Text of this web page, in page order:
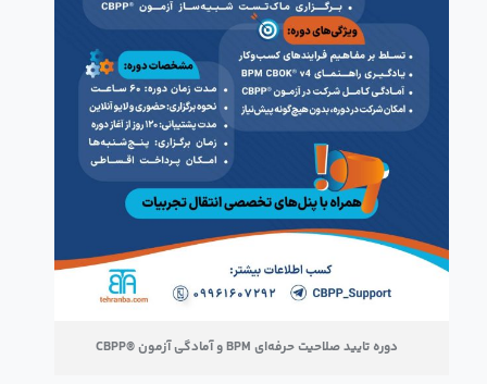
دوره تایید صلاحیت حرفه‌ای BPM و آمادگی آزمون ®CBPP